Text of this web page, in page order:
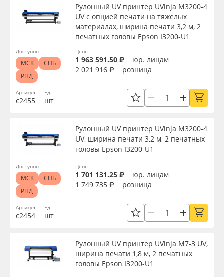
Блог
Поставщикам
8 800 550 7888
Профильные системы
Сублимация и термотрансфер
Светотехника
Инженерные пластики
Оборудование и инструмент
Oracal 641
Orajet 3640
Плёнка монтажная Oratape
Ширина, мм
Длина, мм
Упаковка
Рабочая длина, мм
Страна происхождения
Производитель
Артикул
с2455
Рулонный UV принтер UVinja M3200-4
UV с опцией печати на тяжелых
материалах, ширина печати 3,2 м, 2
печатных головы Epson I3200-U1
Ед.
шт
Цены
1 963 591.50 ₽
юр. лицам
2 021 916 ₽
розница
Доступно
МСК
СПБ
РНД
Артикул
с2454
Рулонный UV принтер UVinja M3200-4
UV, ширина печати 3,2 м, 2 печатных
головы Epson I3200-U1
Ед.
шт
Цены
1 701 131.25 ₽
юр. лицам
1 749 735 ₽
розница
Доступно
МСК
СПБ
РНД
Рулонный UV принтер UVinja M7-3 UV,
ширина печати 1,8 м, 2 печатных
головы Epson I3200-U1